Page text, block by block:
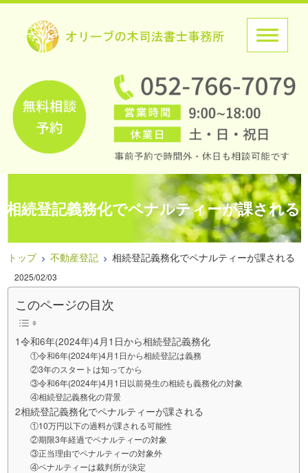
相続登記義務化でペナルティーが課される
トップ 不動産登記 相続登記義務化でペナルティーが課される
2025/02/03
このページの目次
1令和6年(2024年)4月1日から相続登記義務化
①令和6年(2024年)4月1日から相続登記は義務
②3年のスタートは知ってから
③令和6年(2024年)4月1日以前発生の相続も義務化の対象
④相続登記義務化の背景
2相続登記義務化でペナルティーが課される
①10万円以下の過料が課される可能性
②期限3年経過でペナルティーの対象
③正当理由でペナルティーの対象外
④ペナルティーは裁判所が決定